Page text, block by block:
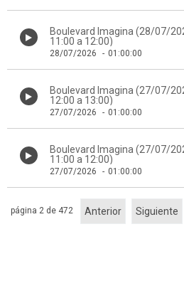
Boulevard Imagina (28/07/
11:00 a 12:00)
28/07/2026 - 01:00:00
Boulevard Imagina (27/07/
12:00 a 13:00)
27/07/2026 - 01:00:00
Boulevard Imagina (27/07/
11:00 a 12:00)
27/07/2026 - 01:00:00
Anterior Siguiente
página 2 de 472